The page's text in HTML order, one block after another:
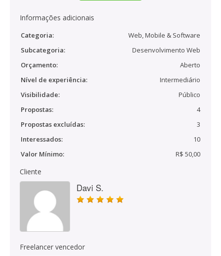
Informações adicionais
Categoria:
Web, Mobile & Software
Subcategoria:
Desenvolvimento Web
Orçamento:
Aberto
Nível de experiência:
Intermediário
Visibilidade:
Público
Propostas:
4
Propostas excluídas:
3
Interessados:
10
Valor Mínimo:
R$ 50,00
Cliente
Davi S.
Freelancer vencedor